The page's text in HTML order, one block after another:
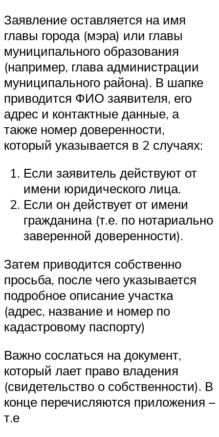
Заявление оставляется на имя
главы города (мэра) или главы
муниципального образования
(например, глава администрации
муниципального района). В шапке
приводится ФИО заявителя, его
адрес и контактные данные, а
также номер доверенности,
который указывается в 2 случаях:
Если заявитель действуют от
имени юридического лица.
Если он действует от имени
гражданина (т.е. по нотариально
заверенной доверенности).
Затем приводится собственно
просьба, после чего указывается
подробное описание участка
(адрес, название и номер по
кадастровому паспорту)
Важно сослаться на документ,
который лает право владения
(свидетельство о собственности). В
конце перечисляются приложения –
т.е